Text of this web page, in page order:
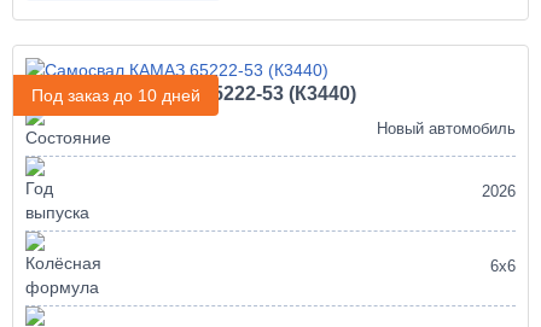
Под заказ до 10 дней
Самосвал КАМАЗ 65222-53 (К3440)
Новый автомобиль
2026
6х6